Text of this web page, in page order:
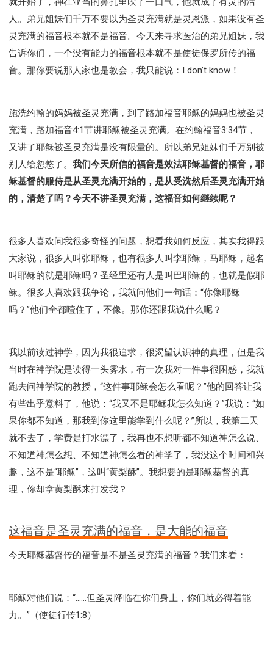
人。弟兄姐妹们千万不要以为圣灵充满就是灵恩派，如果没有圣
灵充满的福音根本就不是福音。今天来寻求医治的弟兄姐妹，我
告诉你们，一个没有能力的福音根本就不是使徒保罗所传的福
音。那你要说那人家也是教会，我只能说：I don’t know！
施洗约翰的妈妈被圣灵充满，到了路加福音耶稣的妈妈也被圣灵
充满，路加福音4:1节讲耶稣被圣灵充满。在约翰福音3:34节，
又讲了耶稣被圣灵充满是没有限量的。所以弟兄姐妹们千万别被
别人给忽悠了。 我们今天所信的福音是效法耶稣基督的福音，耶
稣基督的服侍是从圣灵充满开始的，是从受洗然后圣灵充满开始
的，清楚了吗？今天不讲圣灵充满，这福音如何继续呢？
很多人喜欢问我很多奇怪的问题，想看我如何反应，其实我得跟
大家说，很多人叫张耶稣，也有很多人叫李耶稣，马耶稣，起名
叫耶稣的就是耶稣吗？圣经里还有人是叫巴耶稣的，也就是假耶
稣。很多人喜欢跟我争论，我就问他们一句话：“你像耶稣
吗？”他们全都噎住了，不像。那你还跟我说什么呢？
我以前读过神学，因为我很追求，很渴望认识神的真理，但是我
当时在神学院是读得一头雾水，有一次我对一件事很困惑，我就
跑去问神学院的教授，“这件事耶稣会怎么看呢？”他的回答让我
有些出乎意料了，他说：“我又不是耶稣我怎么知道？”我说：“如
果你都不知道，那我到你这里能学到什么呢？”所以，我第二天
就不去了，学费是打水漂了，我再也不想听都不知道神怎么说、
不知道神怎么想、不知道神怎么看的神学了，我没这个时间和兴
趣，这不是“耶稣”，这叫“黄梨酥”。我想要的是耶稣基督的真
理，你却拿黄梨酥来打发我？
这福音是圣灵充满的福音，是大能的福音
今天耶稣基督传的福音是不是圣灵充满的福音？我们来看：
耶稣对他们说：“……但圣灵降临在你们身上，你们就必得着能
力。”（使徒行传1:8）